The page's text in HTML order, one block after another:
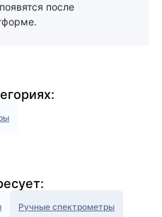
после
Ручные спектрометры